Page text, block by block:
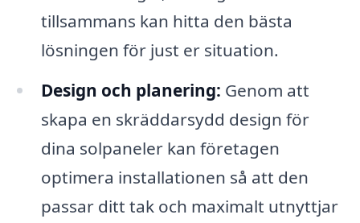
tillsammans kan hitta den bästa
lösningen för just er situation.
Design och planering: Genom att
skapa en skräddarsydd design för
dina solpaneler kan företagen
optimera installationen så att den
passar ditt tak och maximalt utnyttjar